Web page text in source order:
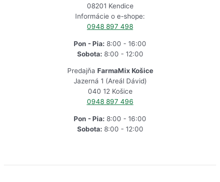
08201 Kendice
Informácie o e-shope:
0948 897 498
Pon - Pia: 8:00 - 16:00
Sobota: 8:00 - 12:00
Predajňa FarmaMix Košice
Jazerná 1 (Areál Dávid)
040 12 Košice
0948 897 496
Pon - Pia: 8:00 - 16:00
Sobota: 8:00 - 12:00